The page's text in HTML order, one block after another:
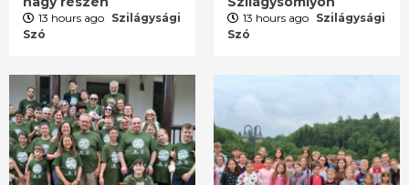
13 hours ago Szilágysági
Szó
13 hours ago Szilágysági
Szó